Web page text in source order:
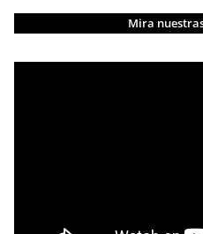
Mira